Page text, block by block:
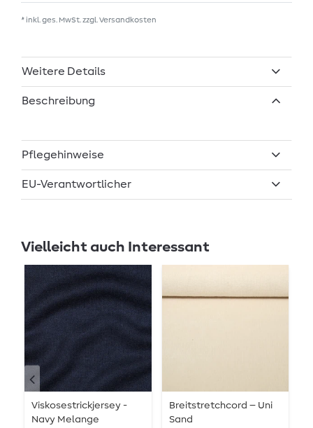
* inkl. ges. MwSt. zzgl. Versandkosten
Weitere Details
Beschreibung
Pflegehinweise
EU-Verantwortlicher
Vielleicht auch Interessant
Viskosestrickjersey -
Navy Melange
Breitstretchcord – Uni
Sand